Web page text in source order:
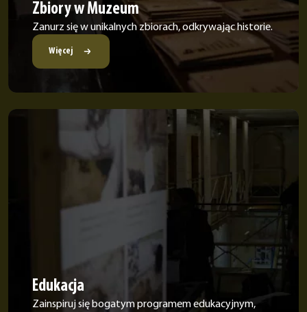
Zbiory w Muzeum
Zanurz się w unikalnych zbiorach, odkrywając historie.
Więcej
Edukacja
Zainspiruj się bogatym programem edukacyjnym,